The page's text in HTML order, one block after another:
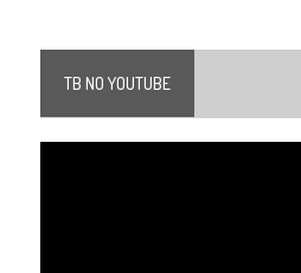
TB NO YOUTUBE